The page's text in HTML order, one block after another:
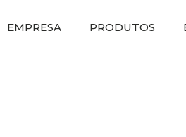
EMPRESA PRODUTOS